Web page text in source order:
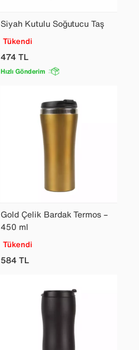
Siyah Kutulu Soğutucu Taş
Tükendi
474TL
Hızlı Gönderim
Gold Çelik Bardak Termos –
450 ml
Tükendi
584TL